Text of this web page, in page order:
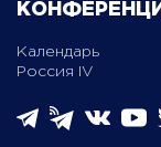
Календарь
Россия IV